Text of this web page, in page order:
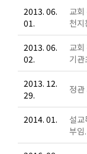
2013. 06.
01.
교
천
2013. 06.
02.
교
기관
2013. 12.
29.
정
2014. 01.
설
부임.